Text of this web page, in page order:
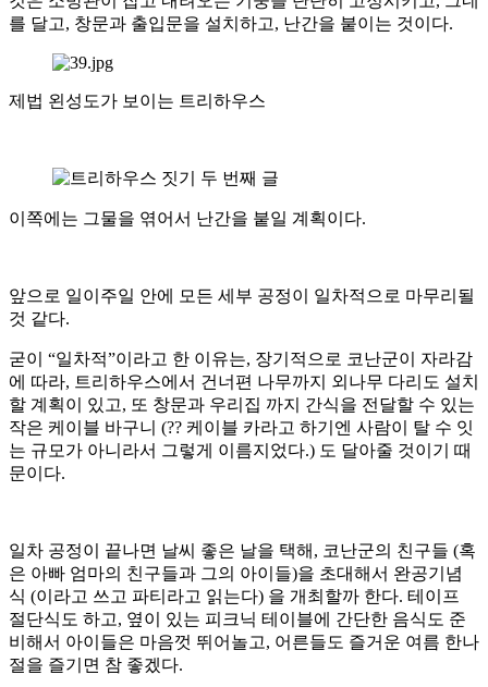
를 달고, 창문과 출입문을 설치하고, 난간을 붙이는 것이다.
제법 왼성도가 보이는 트리하우스
이쪽에는 그물을 엮어서 난간을 붙일 계획이다.
앞으로 일이주일 안에 모든 세부 공정이 일차적으로 마무리될
것 같다.
굳이 “일차적”이라고 한 이유는, 장기적으로 코난군이 자라감
에 따라, 트리하우스에서 건너편 나무까지 외나무 다리도 설치
할 계획이 있고, 또 창문과 우리집 까지 간식을 전달할 수 있는
작은 케이블 바구니 (?? 케이블 카라고 하기엔 사람이 탈 수 잇
는 규모가 아니라서 그렇게 이름지었다.) 도 달아줄 것이기 때
문이다.
일차 공정이 끝나면 날씨 좋은 날을 택해, 코난군의 친구들 (혹
은 아빠 엄마의 친구들과 그의 아이들)을 초대해서 완공기념
식 (이라고 쓰고 파티라고 읽는다) 을 개최할까 한다. 테이프
절단식도 하고, 옆이 있는 피크닉 테이블에 간단한 음식도 준
비해서 아이들은 마음껏 뛰어놀고, 어른들도 즐거운 여름 한나
절을 즐기면 참 좋겠다.